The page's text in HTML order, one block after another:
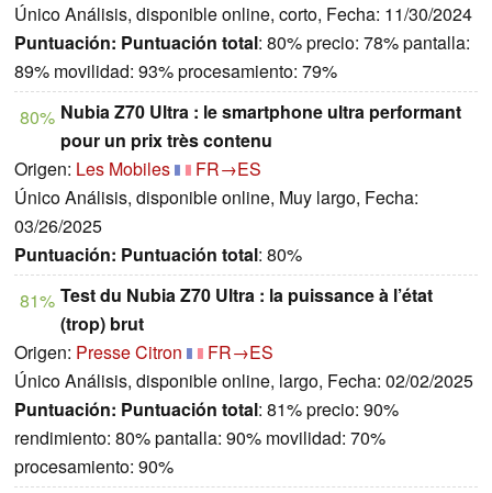
Único Análisis, disponible online, corto, Fecha: 11/30/2024
Puntuación: Puntuación total: 80% precio: 78% pantalla:
89% movilidad: 93% procesamiento: 79%
80% Nubia Z70 Ultra : le smartphone ultra performant
pour un prix très contenu
Origen: Les Mobiles
FR→ES
Único Análisis, disponible online, Muy largo, Fecha:
03/26/2025
Puntuación: Puntuación total: 80%
81% Test du Nubia Z70 Ultra : la puissance à l’état
(trop) brut
Origen: Presse Citron
FR→ES
Único Análisis, disponible online, largo, Fecha: 02/02/2025
Puntuación: Puntuación total: 81% precio: 90%
rendimiento: 80% pantalla: 90% movilidad: 70%
procesamiento: 90%